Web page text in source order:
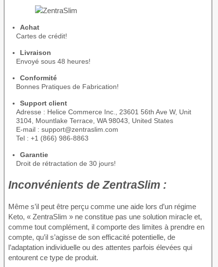
Achat
Cartes de crédit!
Livraison
Envoyé sous 48 heures!
Conformité
Bonnes Pratiques de Fabrication!
Support client
Adresse : Helice Commerce Inc., 23601 56th Ave W, Unit
3104, Mountlake Terrace, WA 98043, United States
E-mail : support@zentraslim.com
Tel : +1 (866) 986-8863
Garantie
Droit de rétractation de 30 jours!
Inconvénients deZentraSlim :
Même s’il peut être perçu comme une aide lors d’un régime
Keto, « ZentraSlim » ne constitue pas une solution miracle et,
comme tout complément, il comporte des limites à prendre en
compte, qu’il s’agisse de son efficacité potentielle, de
l’adaptation individuelle ou des attentes parfois élevées qui
entourent ce type de produit.